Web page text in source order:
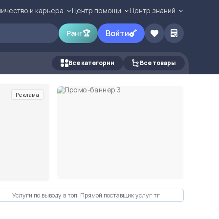
и карьера Центр помощи Центр знаний
Ранг🏆 Войти
Все категории Все товары
Реклама
Услуги по выводу в топ. Прямой поставщик услуг тг